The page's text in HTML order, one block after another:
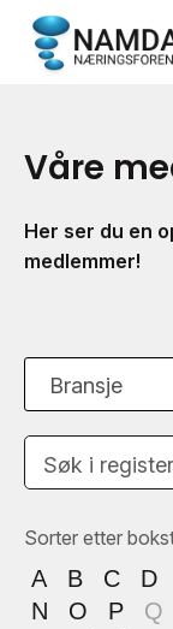
Våre
Her ser du en
medlemmer!
Bransje
Søk i
Sorter etter
A B C D
N
O P Q